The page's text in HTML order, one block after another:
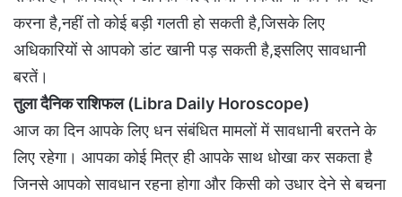
करना है,नहीं तो कोई बड़ी गलती हो सकती है,जिसके लिए
अधिकारियों से आपको डांट खानी पड़ सकती है,इसलिए सावधानी
बरतें।
तुला दैनिक राशिफल (Libra Daily Horoscope)
आज का दिन आपके लिए धन संबंधित मामलों में सावधानी बरतने के
लिए रहेगा। आपका कोई मित्र ही आपके साथ धोखा कर सकता है
जिनसे आपको सावधान रहना होगा और किसी को उधार देने से बचना